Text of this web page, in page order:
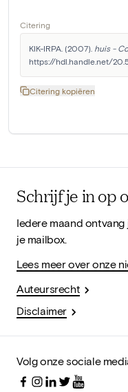
Citering
KIK-IRPA. (2007). huis -
https://hdl.handle.net/
Citering kopiëren
Schrijf je in op
Iedere maand ontvang
je mailbox.
Lees meer over onze
Auteursrecht
Disclaimer
Volg onze sociale